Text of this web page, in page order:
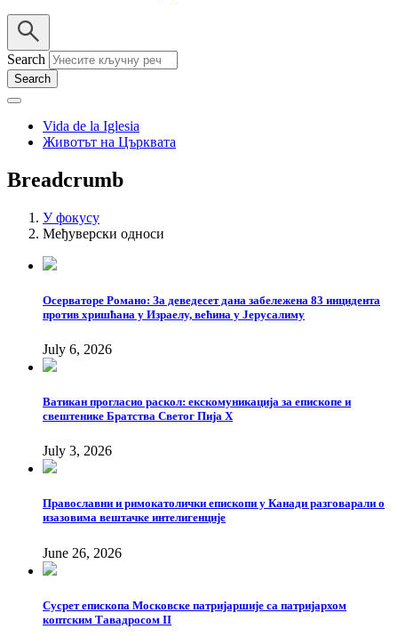
Search
Vida de la Iglesia
Животът на Църквата
Breadcrumb
У фокусу
Међуверски односи
Осерваторе Романо: За деведесет дана забележена 83 инцидента
против хришћана у Израелу, већина у Јерусалиму
July 6, 2026
Ватикан прогласио раскол: екскомуникација за епископе и
свештенике Братства Светог Пија X
July 3, 2026
Православни и римокатолички епископи у Канади разговарали о
изазовима вештачке интелигенције
June 26, 2026
Сусрет епископа Московске патријаршије са патријархом
коптским Тавадросом II